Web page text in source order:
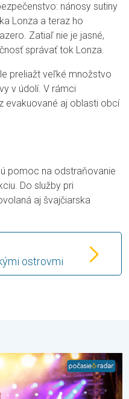
nánosy sutiny
Lonza a teraz ho
Zatiaľ nie je jasné,
správať tok Lonza.
preliažt veľké množstvo
v údolí. V rámci
evakuované aj oblasti obcí
pomoc na odstraňovanie
Do služby pri
aj švajčiarska
ostrovmi
ste vy. Letné podujatia. .